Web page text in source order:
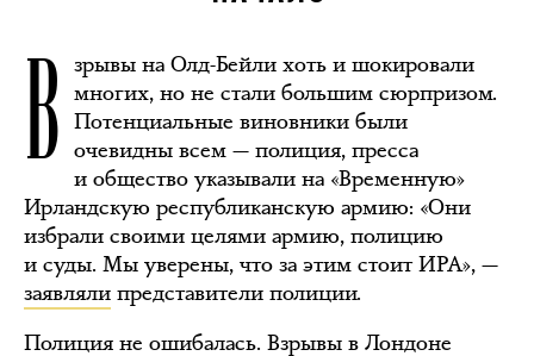
В зрывы на Олд-Бейли хоть и шокировали
многих, но не стали большим сюрпризом.
Потенциальные виновники были
очевидны всем — полиция, пресса
и общество указывали на «Временную»
Ирландскую республиканскую армию: «Они
избрали своими целями армию, полицию
и суды. Мы уверены, что за этим стоит ИРА», —
заявляли представители полиции.
Полиция не ошибалась. Взрывы в Лондоне